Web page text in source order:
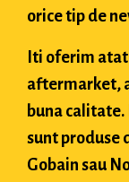
orice tip de
Iti oferim
aftermarket,
buna
sunt produse
Gobain sau